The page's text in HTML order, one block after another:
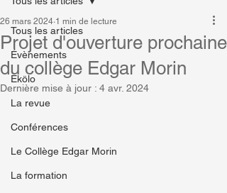
Tous les articles
Évènements
Ekölo
La revue
Conférences
Le Collège Edgar Morin
La formation
Projet d'ouverture prochaine
du collège Edgar Morin
26 mars 2024 1 min de lecture
Dernière mise à jour : 4 avr. 2024